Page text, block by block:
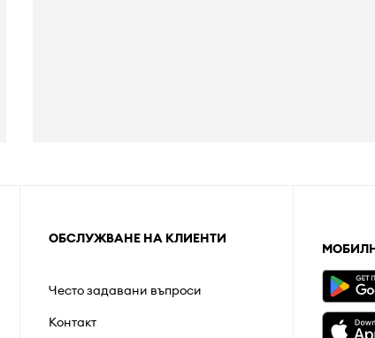
ОБСЛУЖВАНЕ НА КЛИЕНТИ
Често задавани въпроси
Контакт